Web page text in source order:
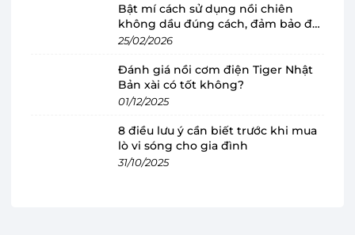
dàng lắp đặt ở nhiều vị trí khác nhau trong gia
đình. Bảng điều khiển của máy được thiết kế
và màn hình LED hiển thị thông tin rõ ràng. Cửa
máy có thể mở rộng đến 180 độ, hỗ trợ việc cho
và lấy quần áo nhanh chóng mà không gặp bất
kỳ khó khăn nào.
Bật mí cách sử dụng nồi chiên
không dầu đúng cách, đảm bảo độ
bền
25/02/2026
Đánh giá nồi cơm điện Tiger Nhật
Bản xài có tốt không?
01/12/2025
8 điều lưu ý cần biết trước khi mua
lò vi sóng cho gia đình
31/10/2025